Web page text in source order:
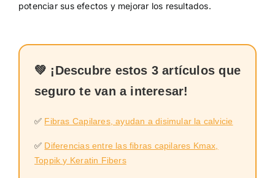
potenciar sus efectos y mejorar los resultados.
💚 ¡Descubre estos 3 artículos que
seguro te van a interesar!
✅ Fibras Capilares, ayudan a disimular la calvicie
✅ Diferencias entre las fibras capilares Kmax,
Toppik y Keratin Fibers